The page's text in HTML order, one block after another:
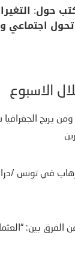
حول:
اجتماعي
الأسبوع
ومن يربح
في تونس /
بين: